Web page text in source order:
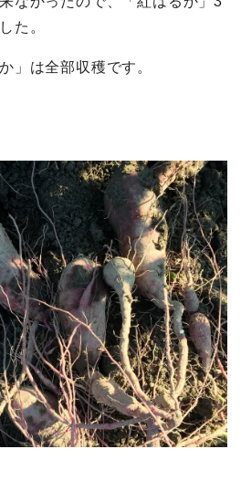
た。
」は全部収穫です。